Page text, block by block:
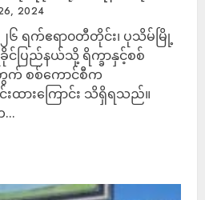
2024
၆ ရက်ဧရာ၀တီတိုင်း၊ ပုသိမ်မြို့
င်ပြည်နယ်သို့ ရိက္ခာနှင့်စစ်
တွက် စစ်ကောင်စီက
ထားကြောင်း သိရှိရသည်။